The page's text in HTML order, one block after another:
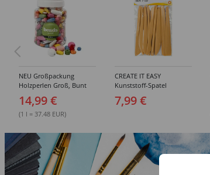
NEU Großpackung
Holzperlen Groß, Bunt
Sortiert, 400 ml Eimer
14,99 €
(1 l = 37.48 EUR)
CREATE IT EASY
Kunststoff-Spatel
Sortiment, 14 Stück
7,99 €